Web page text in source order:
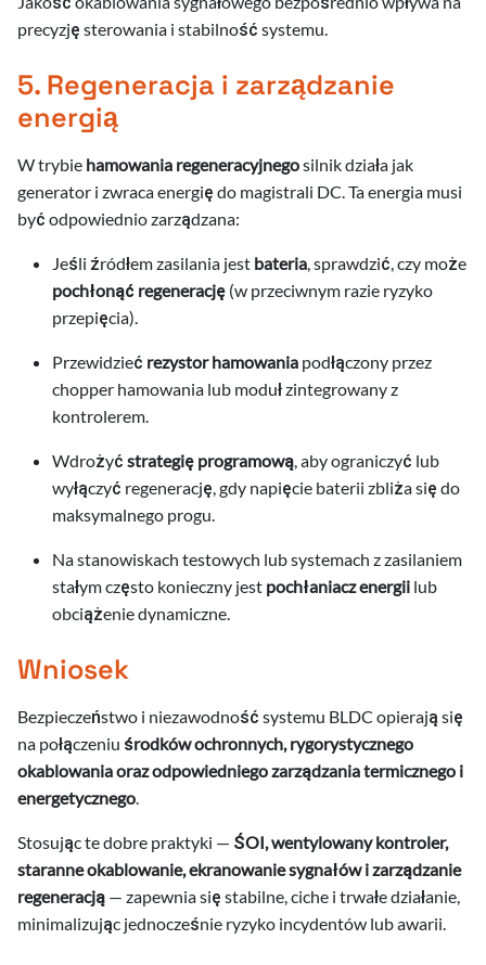
precyzję sterowania i stabilność systemu.
5. Regeneracja i zarządzanie
energią
W trybie hamowania regeneracyjnegosilnik działa jak
generator i zwraca energię do magistrali DC. Ta energia musi
być odpowiednio zarządzana:
Jeśli źródłem zasilania jest bateria, sprawdzić, czy może
pochłonąć regenerację (w przeciwnym razie ryzyko
przepięcia).
Przewidzieć rezystor hamowania podłączony przez
chopper hamowania lub moduł zintegrowany z
kontrolerem.
Wdrożyć strategię programową, aby ograniczyć lub
wyłączyć regenerację, gdy napięcie baterii zbliża się do
maksymalnego progu.
Na stanowiskach testowych lub systemach z zasilaniem
stałym często konieczny jest pochłaniacz energii lub
obciążenie dynamiczne.
Wniosek
Bezpieczeństwo i niezawodność systemu BLDC opierają się
na połączeniu środków ochronnych, rygorystycznego
okablowania oraz odpowiedniego zarządzania termicznego i
energetycznego.
Stosując te dobre praktyki — ŚOI, wentylowany kontroler,
staranne okablowanie, ekranowanie sygnałów i zarządzanie
regeneracją — zapewnia się stabilne, ciche i trwałe działanie,
minimalizując jednocześnie ryzyko incydentów lub awarii.